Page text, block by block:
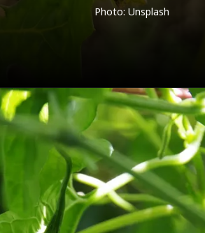
Photo: Unsplash